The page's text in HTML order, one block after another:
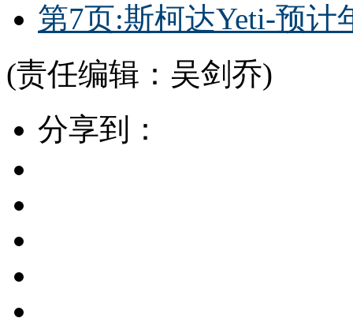
第7页:斯柯达Yeti-预计
(责任编辑：吴剑乔)
分享到：